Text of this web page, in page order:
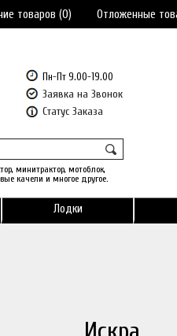
товаров (0) Отложенные
Пн-Пт 9.00-19.00
Заявка на Звонок
Статус Заказа
минитрактор, мотоблок,
качели и многое другое.
Лодки